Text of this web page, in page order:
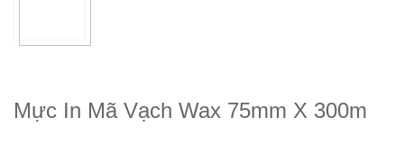
Mực In Mã Vạch Wax 75mm X 300m